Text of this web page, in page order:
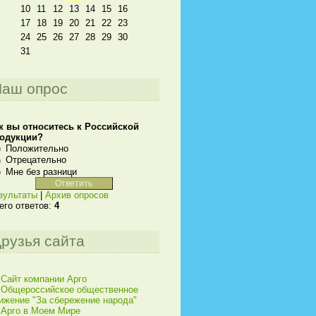
10
11 12 13 14 15
16
17
18 19 20 21 22
23
24
25 26 27 28 29
30
31
опрос
вы относитесь к Российской
Положительно
Отрецательно
Мне без разници
Архив опросов
ответов: 4
сайта
Сайт компании Арго
Общероссийское общественное
"За сбережение народа"
Арго в Моем Мире